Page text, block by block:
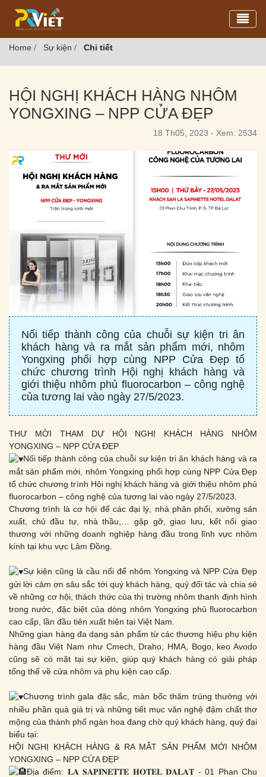
Home / Sự kiện / Chi tiết
HỘI NGHỊ KHÁCH HÀNG NHÔM
YONGXING – NPP CỬA ĐẸP
18 Th05, 2023 - Xem: 2534
Nối tiếp thành công của chuỗi sự kiện tri ân
khách hàng và ra mắt sản phẩm mới, nhôm
Yongxing phối hợp cùng NPP Cửa Đẹp tổ
chức chương trình Hội nghị khách hàng và
giới thiệu nhôm phủ fluorocarbon – công nghệ
của tương lai vào ngày 27/5/2023.
THƯ MỜI THAM DỰ HỘI NGHỊ KHÁCH HÀNG NHÔM
YONGXING – NPP CỬA ĐẸP
Nối tiếp thành công của chuỗi sự kiện tri ân khách hàng và ra
mắt sản phẩm mới, nhôm Yongxing phối hợp cùng NPP Cửa Đẹp
tổ chức chương trình Hội nghị khách hàng và giới thiệu nhôm phủ
fluorocarbon – công nghệ của tương lai vào ngày 27/5/2023.
Chương trình là cơ hội để các đại lý, nhà phân phối, xưởng sản
xuất, chủ đầu tư, nhà thầu,… gặp gỡ, giao lưu, kết nối giao
thương với những doanh nghiệp hàng đầu trong lĩnh vực nhôm
kính tại khu vực Lâm Đồng.
Sự kiện cũng là cầu nối để nhôm Yongxing và NPP Cửa Đẹp
gửi lời cảm ơn sâu sắc tới quý khách hàng, quý đối tác và chia sẻ
về những cơ hội, thách thức của thị trường nhôm thanh định hình
trong nước, đặc biệt của dòng nhôm Yongxing phủ fluorocarbon
cao cấp, lần đầu tiên xuất hiện tại Việt Nam.
Những gian hàng đa dạng sản phẩm từ các thương hiệu phụ kiện
hàng đầu Việt Nam như Cmech, Draho, HMA, Bogo, keo Avodo
cũng sẽ có mặt tại sự kiện, giúp quý khách hàng có giải pháp
tổng thể về cửa nhôm và phụ kiện cao cấp.
Chương trình gala đặc sắc, màn bốc thăm trúng thưởng với
nhiều phần quà giá trị và những tiết mục văn nghệ đậm chất thơ
mộng của thành phố ngàn hoa đang chờ quý khách hàng, quý đại
biểu tại:
HỘI NGHỊ KHÁCH HÀNG & RA MẮT SẢN PHẨM MỚI NHÔM
YONGXING – NPP CỬA ĐẸP
Địa điểm: 𝐋𝐀 𝐒𝐀𝐏𝐈𝐍𝐄𝐓𝐓𝐄 𝐇𝐎𝐓𝐄𝐋 𝐃𝐀𝐋𝐀𝐓 - 01 Phan Chu